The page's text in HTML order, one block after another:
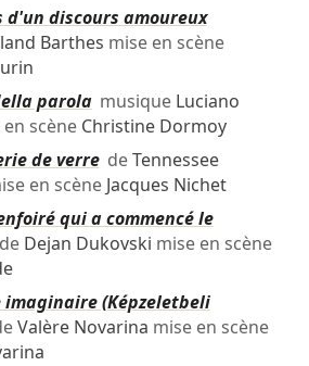
d'un discours amoureux
Barthes mise en scène
parolamusique Luciano
scène Christine Dormoy
de verredeTennessee
en scène Jacques Nichet
qui a commencé le
Dejan Dukovski mise en scène
imaginaire (Képzeletbeli
Valère Novarina mise en scène